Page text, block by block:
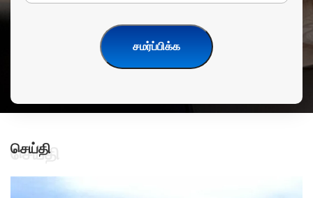
சமர்ப்பிக்க
செய்தி
செய்தி